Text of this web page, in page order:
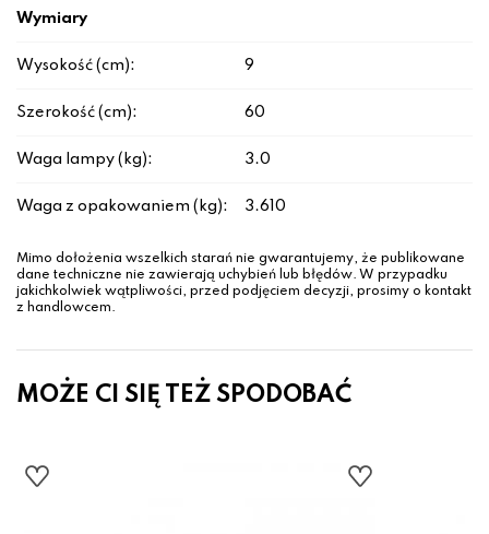
Wymiary
Wysokość (cm): 9
Szerokość (cm): 60
Waga lampy (kg): 3.0
Waga z opakowaniem (kg): 3.610
Mimo dołożenia wszelkich starań nie gwarantujemy, że publikowane
dane techniczne nie zawierają uchybień lub błędów. W przypadku
jakichkolwiek wątpliwości, przed podjęciem decyzji, prosimy o kontakt
z handlowcem.
MOŻE CI SIĘ TEŻ SPODOBAĆ